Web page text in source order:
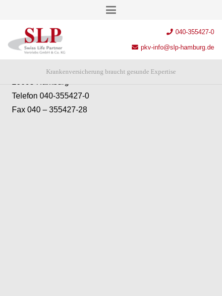
040-355427-0
pkv-info@slp-hamburg.de
Krankenversicherung braucht gesunde Expertise
SLP Swiss Life Partner Vertriebs GmbH & Co. KG
Chilehaus – Eingang A
Fischertwiete 2
Telefon 040-355427-0
Fax 040 – 355427-28